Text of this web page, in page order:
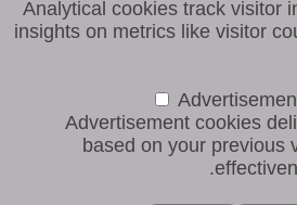
Analytical cookies track visitor
insights on metrics like visitor
Advertisement cookies
based on your previous